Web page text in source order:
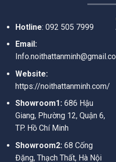
Hotline: 092 505 7999
Email:
Website:
https://noithattanminh.com/
Showroom1:686 Hậu
Giang, Phường 12, Quận 6,
TP. Hồ Chí Minh
Showroom2:68 Cống
Đặng, Thạch Thất, Hà Nội